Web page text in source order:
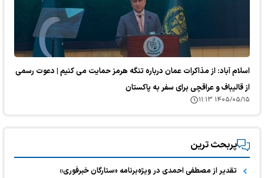
اسلام آباد: از مذاکرات عمان درباره تنگه هرمز حمایت می کنیم | دعوت رسمی
از قالیباف و عراقچی برای سفر به پاکستان
۱۴۰۵/۰۵/۱۵ ۱۱:۱۳
پربحث ترین
تقدیر از مصطفی احمدی در ویژه‌برنامه «ستارگان خبرفوری»